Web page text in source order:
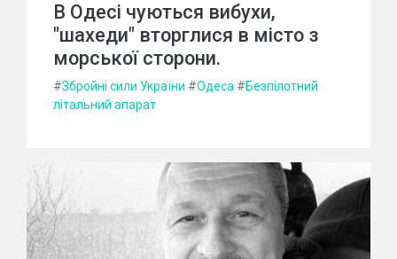
В Одесі чуються вибухи,
"шахеди" вторглися в місто з
морської сторони.
#Збройні сили України #Одеса #Безпілотний
літальний апарат